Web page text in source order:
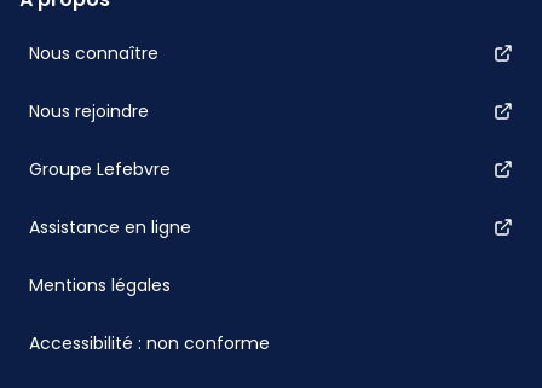
Nous connaître
Nous rejoindre
Groupe Lefebvre
Assistance en ligne
Mentions légales
Accessibilité : non conforme